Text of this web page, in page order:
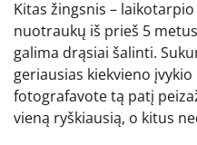
Kitas žingsnis –
nuotraukų iš prieš 5
galima drąsiai šalinti.
geriausias kiekvieno įvykio
fotografavote tą patį
vieną ryškiausią, o kitus